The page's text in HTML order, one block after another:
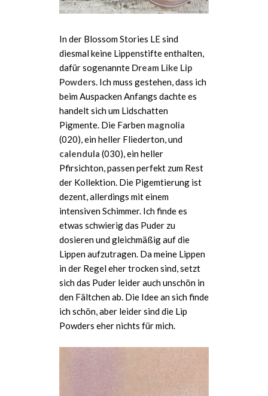
In der Blossom Stories LE sind
diesmal keine Lippenstifte enthalten,
dafür sogenannte Dream Like Lip
Powders. Ich muss gestehen, dass ich
beim Auspacken Anfangs dachte es
handelt sich um Lidschatten
Pigmente. Die Farben magnolia
(020), ein heller Fliederton, und
calendula (030), ein heller
Pfirsichton, passen perfekt zum Rest
der Kollektion. Die Pigemtierung ist
dezent, allerdings mit einem
intensiven Schimmer. Ich finde es
etwas schwierig das Puder zu
dosieren und gleichmäßig auf die
Lippen aufzutragen. Da meine Lippen
in der Regel eher trocken sind, setzt
sich das Puder leider auch unschön in
den Fältchen ab. Die Idee an sich finde
ich schön, aber leider sind die Lip
Powders eher nichts für mich.